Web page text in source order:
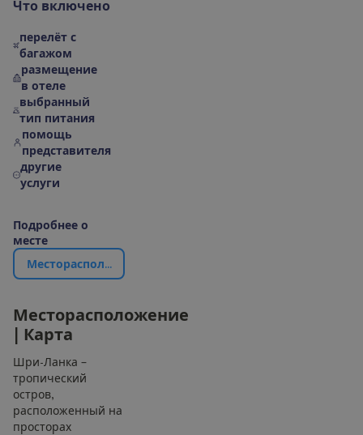
Что включено
перелёт с
багажом
размещение
в отеле
выбранный
тип питания
помощь
представителя
другие
услуги
Подробнее о
месте
Месторасполож
Месторасположение
Карта
Шри-Ланка –
тропический
остров,
расположенный на
просторах